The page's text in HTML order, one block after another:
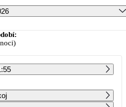
Prosinec 2026
ČT PÁ SO NE
12 949